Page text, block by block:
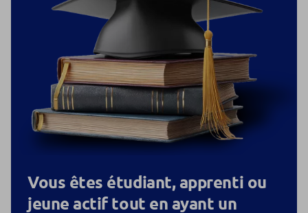
Vous êtes étudiant, apprenti ou
jeune actif tout en ayant un